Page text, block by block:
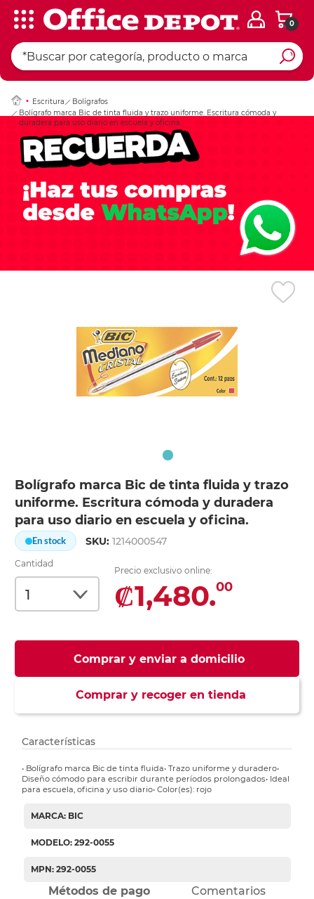
0
Escritura
Bolígrafos
Bolígrafo marca Bic de tinta fluida y trazo uniforme. Escritura cómoda y
duradera para uso diario en escuela y oficina.
Bolígrafo marca Bic de tinta fluida y trazo
uniforme. Escritura cómoda y duradera
para uso diario en escuela y oficina.
En stock SKU:1214000547
Cantidad
Precio exclusivo online:
₡1,480.00
Comprar y enviar a domicilio
Comprar y recoger en tienda
Ingresar Codigo
Características
• Bolígrafo marca Bic de tinta fluida• Trazo uniforme y duradero•
Diseño cómodo para escribir durante períodos prolongados• Ideal
para escuela, oficina y uso diario• Color(es): rojo
MARCA: BIC
MODELO: 292-0055
MPN: 292-0055
Métodos de pago Comentarios